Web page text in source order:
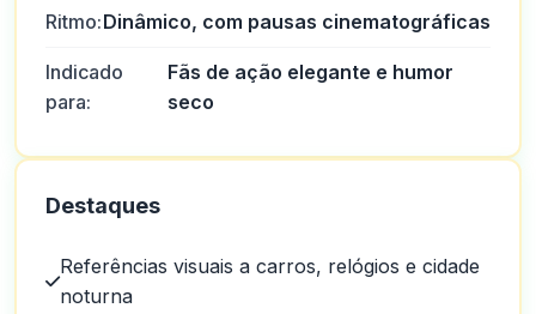
Ritmo:Dinâmico, com pausas cinematográficas
Indicado
para:
Fãs de ação elegante e humor
seco
Destaques
Referências visuais a carros, relógios e cidade
noturna